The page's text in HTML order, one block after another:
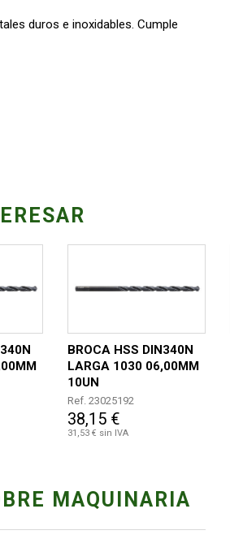
duros e inoxidables. Cumple
BROCA HSS DIN340N
LARGA 1030 06,00MM
10UN
Ref. 23025192
38,15 €
31,53 € sin IVA
MAQUINARIA